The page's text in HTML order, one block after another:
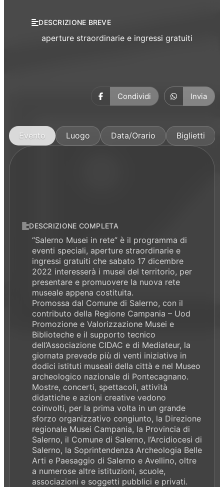
DESCRIZIONE BREVE
aperture straordinarie e ingressi gratuiti
Condividi Invia
Evento Luogo Data/Orario Biglietti
DESCRIZIONE COMPLETA
“Salerno Musei in rete” è il programma di
eventi speciali, aperture straordinarie e
ingressi gratuiti che sabato 17 dicembre
2022 interesserà i musei del territorio, per
presentare e promuovere la nuova rete
museale appena costituita.
Promossa dal Comune di Salerno, con il
contributo della Regione Campania – Uod
Promozione e Valorizzazione Musei e
Biblioteche e il supporto tecnico
dell’Associazione CIDAC e di Mediateur, la
giornata prevede più di venti iniziative in
dodici istituti museali della città e nel Museo
archeologico nazionale di Pontecagnano.
Mostre, concerti, spettacoli, attività
didattiche e azioni creative vedono
coinvolti, per la prima volta in un grande
sforzo organizzativo congiunto, la Direzione
regionale Musei Campania, la Provincia di
Salerno, il Comune di Salerno, l’Arcidiocesi di
Salerno, la Soprintendenza Archeologia Belle
Arti e Paesaggio di Salerno e Avellino, oltre
a numerose altre istituzioni, scuole,
associazioni e soggetti pubblici e privati.